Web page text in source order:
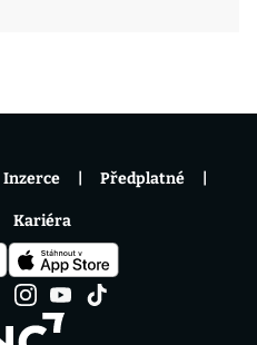
Inzerce Předplatné
Kariéra